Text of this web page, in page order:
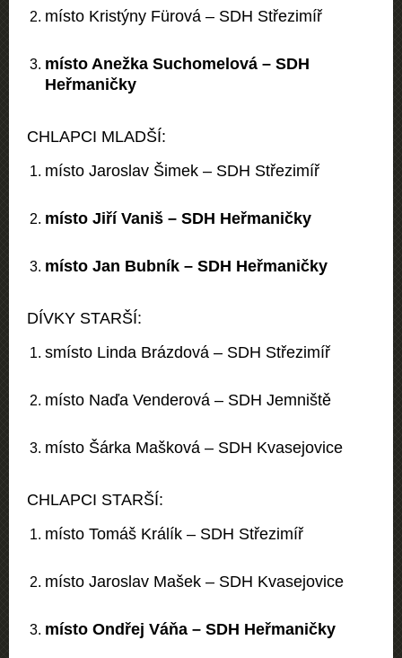
místo Kristýny Fürová – SDH Střezimíř
místo Anežka Suchomelová – SDH
Heřmaničky
CHLAPCI MLADŠÍ:
místo Jaroslav Šimek – SDH Střezimíř
místo Jiří Vaniš – SDH Heřmaničky
místo Jan Bubník – SDH Heřmaničky
DÍVKY STARŠÍ:
smísto Linda Brázdová – SDH Střezimíř
místo Naďa Venderová – SDH Jemniště
místo Šárka Mašková – SDH Kvasejovice
CHLAPCI STARŠÍ:
místo Tomáš Králík – SDH Střezimíř
místo Jaroslav Mašek – SDH Kvasejovice
místo Ondřej Váňa – SDH Heřmaničky